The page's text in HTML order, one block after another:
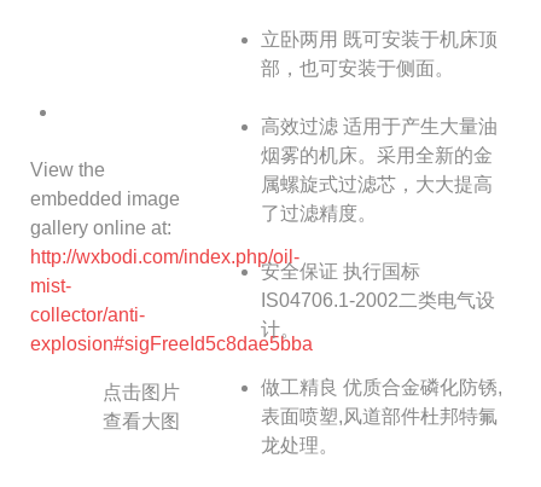
View the
embedded image
gallery online at:
http://wxbodi.com/index.php/oil-
mist-
collector/anti-
explosion#sigFreeId5c8dae5bba
点击图片
查看大图
立卧两用 既可安装于机床顶
部，也可安装于侧面。
高效过滤 适用于产生大量油
烟雾的机床。采用全新的金
属螺旋式过滤芯，大大提高
了过滤精度。
安全保证执行国标
IS04706.1-2002二类电气设
计。
做工精良优质合金磷化防锈,
表面喷塑,风道部件杜邦特氟
龙处理。